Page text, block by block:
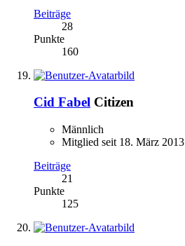
Beiträge
28
Punkte
160
Cid Fabel Citizen
Männlich
Mitglied seit 18. März 2013
Beiträge
21
Punkte
125